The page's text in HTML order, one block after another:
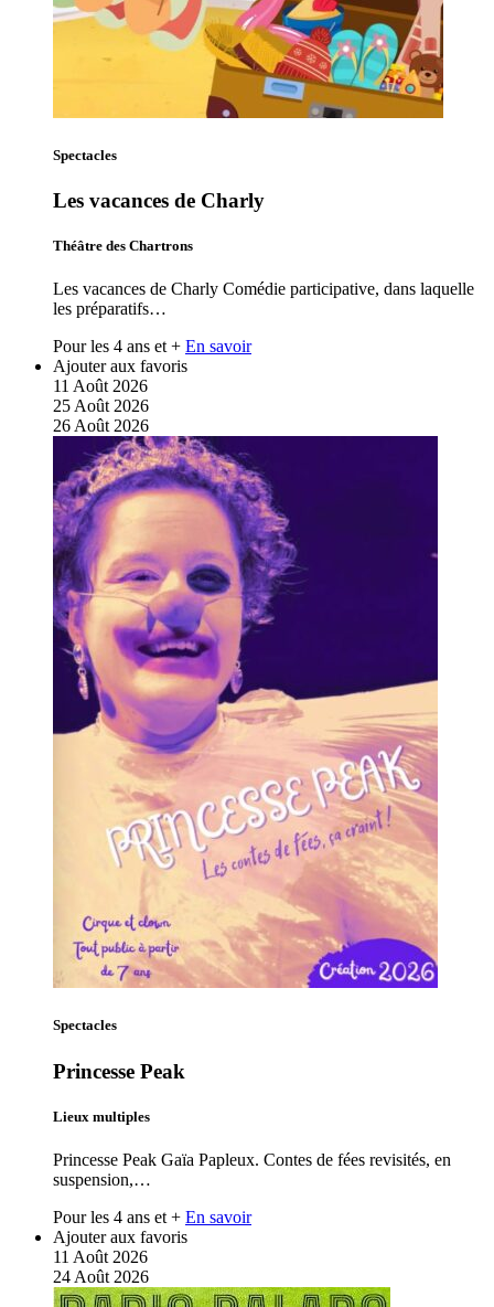
Spectacles
Les vacances de Charly
Théâtre des Chartrons
Les vacances de Charly Comédie participative, dans laquelle
les préparatifs…
Pour les 4 ans et + En savoir
Ajouter aux favoris
11 Août 2026
25 Août 2026
26 Août 2026
Spectacles
Princesse Peak
Lieux multiples
Princesse Peak Gaïa Papleux. Contes de fées revisités, en
suspension,…
Pour les 4 ans et + En savoir
Ajouter aux favoris
11 Août 2026
24 Août 2026